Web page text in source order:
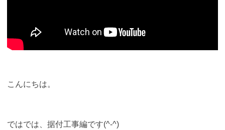
こんにちは。
ではでは、据付工事編です(^-^)